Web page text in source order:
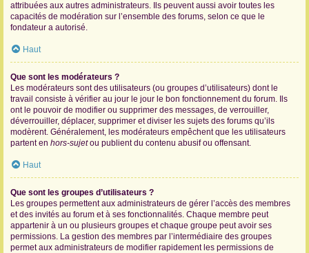
attribuées aux autres administrateurs. Ils peuvent aussi avoir toutes les
capacités de modération sur l’ensemble des forums, selon ce que le
fondateur a autorisé.
Haut
Que sont les modérateurs ?
Les modérateurs sont des utilisateurs (ou groupes d’utilisateurs) dont le
travail consiste à vérifier au jour le jour le bon fonctionnement du forum. Ils
ont le pouvoir de modifier ou supprimer des messages, de verrouiller,
déverrouiller, déplacer, supprimer et diviser les sujets des forums qu’ils
modèrent. Généralement, les modérateurs empêchent que les utilisateurs
partent en hors-sujetou publient du contenu abusif ou offensant.
Haut
Que sont les groupes d’utilisateurs ?
Les groupes permettent aux administrateurs de gérer l’accès des membres
et des invités au forum et à ses fonctionnalités. Chaque membre peut
appartenir à un ou plusieurs groupes et chaque groupe peut avoir ses
permissions. La gestion des membres par l’intermédiaire des groupes
permet aux administrateurs de modifier rapidement les permissions de